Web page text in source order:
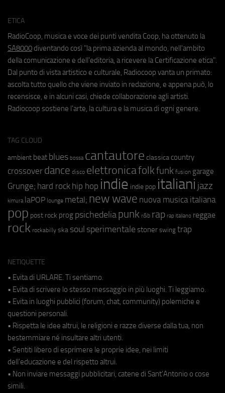
ETICA
RadioCoop, musica e voce dei punti vendita Coop, ha ottenuto la
SA8000 diventando così "la prima azienda al mondo, nell'ambito
della comunicazione e dell'editoria, a ricevere la Certificazione etica".
Dal punto di vista artistico e culturale, Radiocoop vanta un primato:
ascolta tutto quello che viene inviato in redazione, e appena può, lo
recensisce, e in alcuni casi, chiede collaborazione agli artisti.
Radiocoop sostiene l'arte, la cultura e la musica di ogni genere.
TAG CLOUD
ambient beat blues bossa cantautore classica country
crossover dance disco elettronicafolkfunk fusion garage
Grunge; hard rock hip hop indie indie pop italiani jazz
kimura laPOP lounge metal; new wave nuova musica italiana
pop post rock prog psichedeliapunk r&b rap rap italiano reggae
rock rockabilly ska soul sperimentale stoner swing trap
NETIQUETTE
• Evita di URLARE. Ti sentiamo.
• Evita di scrivere lo stesso messaggio in più luoghi. Ti leggiamo.
• Evita in luoghi pubblici (forum, chat, community) polemiche e
questioni personali.
• Rispetta le idee altrui, le religioni e razze diverse dalla tua, non
bestemmiare né insultare altri utenti.
• Sentiti libero di esprimere le proprie idee, nei limiti
dell'educazione e del rispetto altrui.
• Non inviare messaggi pubblicitari, catene di Sant'Antonio o cose
simili.